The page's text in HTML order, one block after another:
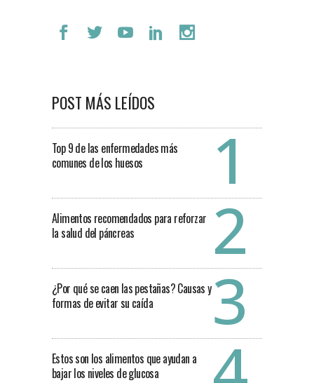
POST MÁS LEÍDOS
Top 9 de las enfermedades más
comunes de los huesos
Alimentos recomendados para reforzar
la salud del páncreas
¿Por qué se caen las pestañas? Causas y
formas de evitar su caída
Estos son los alimentos que ayudan a
bajar los niveles de glucosa